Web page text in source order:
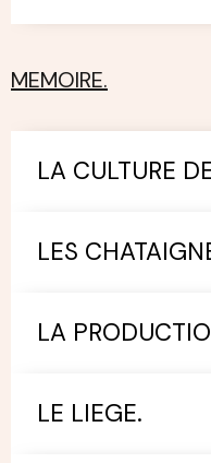
MEMOIRE.
LA CULTURE
LES
LA
LE LIEGE.